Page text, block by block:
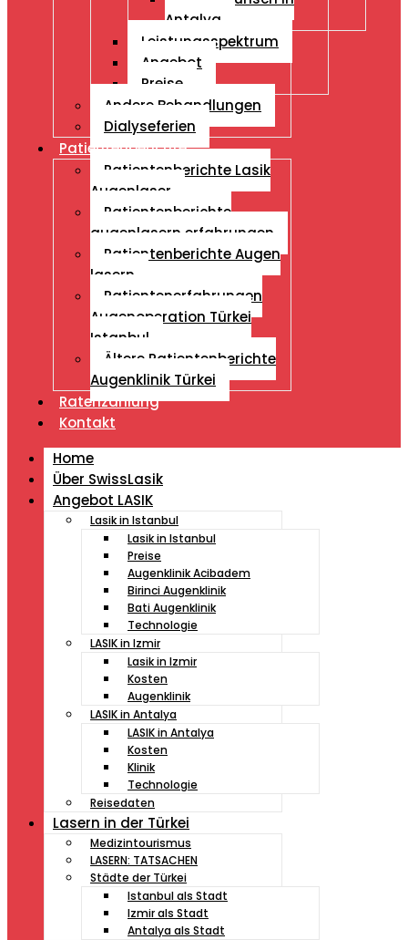
Antalya
Leistungsspektrum
Angebot
Preise
Andere Behandlungen
Dialyseferien
Patientenberichte
Patientenberichte Lasik
Augenlaser
Patientenberichte
augenlasern erfahrungen
Patientenberichte Augen
lasern
Patientenerfahrungen
Augenoperation Türkei
Istanbul
Ältere Patientenberichte
Augenklinik Türkei
Ratenzahlung
Kontakt
Home
Über SwissLasik
Angebot LASIK
Lasik in Istanbul
Lasik in Istanbul
Preise
Augenklinik Acibadem
Birinci Augenklinik
Bati Augenklinik
Technologie
LASIK in Izmir
Lasik in Izmir
Kosten
Augenklinik
LASIK in Antalya
LASIK in Antalya
Kosten
Klinik
Technologie
Reisedaten
Lasern in der Türkei
Medizintourismus
LASERN: TATSACHEN
Städte der Türkei
Istanbul als Stadt
Izmir als Stadt
Antalya als Stadt